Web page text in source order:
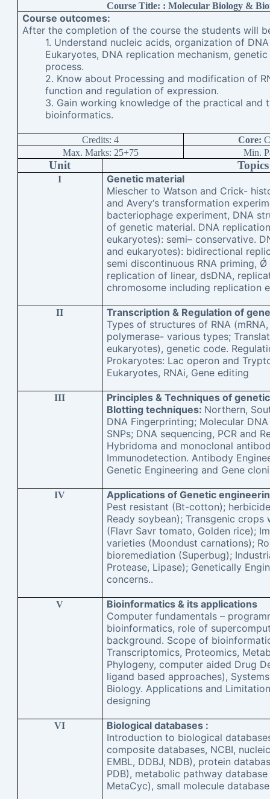
Course Title: : Molecular Biology &
Course outcomes:
After the completion of the course the students will
1. Understand nucleic acids, organization of
Eukaryotes, DNA replication mechanism,
process.
2. Know about Processing and modification of
function and regulation of expression.
3. Gain working knowledge of the practical and
bioinformatics.
Credits: 4 Core:
Max. Marks: 25+75
Min.
Unit Topics
I
Genetic material
Miescher to Watson and Crick-
and Avery‘s transformation
bacteriophage experiment, DNA
of genetic material. DNA
eukaryotes): semi– conservative.
and eukaryotes): bidirectional
semi discontinuous RNA priming,
replication of linear, dsDNA,
chromosome including replication
II
Transcription & Regulation of
Types of structures of RNA (mRNA,
polymerase- various types;
eukaryotes), genetic code.
Prokaryotes: Lac operon and
Eukaryotes, RNAi, Gene editing
III
Principles & Techniques of
Blotting techniques: Northern,
DNA Fingerprinting; Molecular DNA
SNPs; DNA sequencing, PCR and
Hybridoma and monoclonal
Immunodetection. Antibody
Genetic Engineering and Gene
IV
Applications of Genetic
Pest resistant (Bt-cotton);
Ready soybean); Transgenic
(Flavr Savr tomato, Golden rice);
varieties (Moondust carnations);
bioremediation (Superbug);
Protease, Lipase); Genetically
concerns..
V
Bioinformatics & its applications
Computer fundamentals –
bioinformatics, role of
background. Scope of
Transcriptomics, Proteomics,
Phylogeny, computer aided Drug
ligand based approaches),
Biology. Applications and
designing
VI
Biological databases :
Introduction to biological
composite databases, NCBI,
EMBL, DDBJ, NDB), protein
PDB), metabolic pathway database
MetaCyc), small molecule